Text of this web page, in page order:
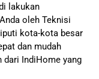
lakukan
oleh Teknisi
kota-kota besar
dan mudah
dari IndiHome yang